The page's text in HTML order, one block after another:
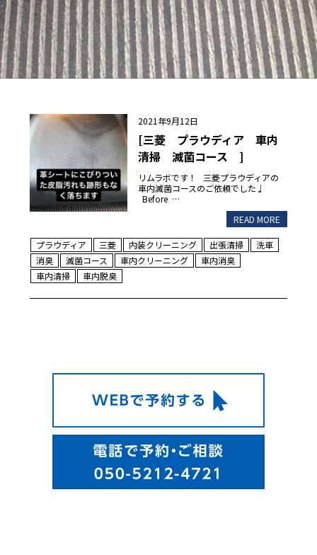
2021年9月12日
[三菱 プラウディア 車内
清掃 滅菌コース ]
リムラボです！ 三菱プラウディアの
車内滅菌コースのご依頼でした♩
Before …
READ MORE
プラウディア 三菱 内装クリーニング 出張清掃
洗車
消臭
滅菌コース 車内クリーニング
車内消臭
車内清掃
車内脱臭